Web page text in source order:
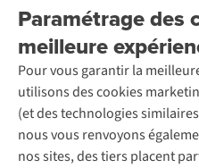
Paramétrage des
meilleure
Pour vous garantir la
utilisons des cookies
(et des technologies
nous vous renvoyons
nos sites, des tiers placent
Rétractation d'une commande
Entretien & réparations
Garantie
Contactez-nous
À propos d’Ayacucho
Nos magasins
À propos d’A.S.Adventure
Déclaration d'accessibilité
Location / Location sports d’hiver
Entretien de ski
Service de lavage
Entretien de chaussures
Réparation de chaussures
Réparation de vêtements
Découvrez
A.S.Magazine
Explore Camp
Gear Check
Expertise & conseils
Abonnez-vous à la newsletter